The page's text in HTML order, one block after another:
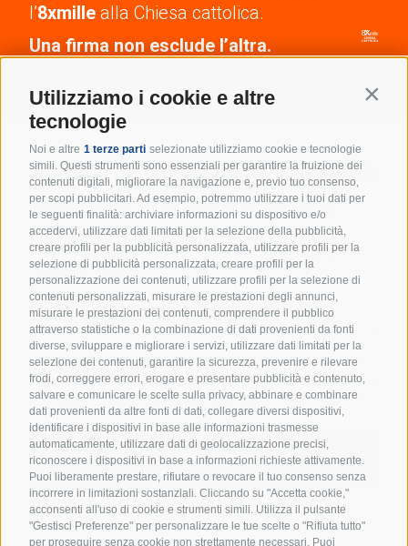
Utilizziamo i cookie e altre
tecnologie
Noi e altre 1 terze parti selezionate utilizziamo cookie e tecnologie
simili. Questi strumenti sono essenziali per garantire la fruizione dei
contenuti digitali, migliorare la navigazione e, previo tuo consenso,
per scopi pubblicitari. Ad esempio, potremmo utilizzare i tuoi dati per
le seguenti finalità: archiviare informazioni su dispositivo e/o
accedervi, utilizzare dati limitati per la selezione della pubblicità,
creare profili per la pubblicità personalizzata, utilizzare profili per la
selezione di pubblicità personalizzata, creare profili per la
personalizzazione dei contenuti, utilizzare profili per la selezione di
contenuti personalizzati, misurare le prestazioni degli annunci,
misurare le prestazioni dei contenuti, comprendere il pubblico
attraverso statistiche o la combinazione di dati provenienti da fonti
diverse, sviluppare e migliorare i servizi, utilizzare dati limitati per la
selezione dei contenuti, garantire la sicurezza, prevenire e rilevare
frodi, correggere errori, erogare e presentare pubblicità e contenuto,
salvare e comunicare le scelte sulla privacy, abbinare e combinare
dati provenienti da altre fonti di dati, collegare diversi dispositivi,
identificare i dispositivi in base alle informazioni trasmesse
automaticamente, utilizzare dati di geolocalizzazione precisi,
riconoscere i dispositivi in base a informazioni richieste attivamente.
Puoi liberamente prestare, rifiutare o revocare il tuo consenso senza
incorrere in limitazioni sostanziali. Cliccando su "Accetta cookie,"
acconsenti all'uso di cookie e strumenti simili. Utilizza il pulsante
"Gestisci Preferenze" per personalizzare le tue scelte o "Rifiuta tutto"
per proseguire senza cookie non strettamente necessari. Puoi
l’8xmille alla Chiesa cattolica.
Una firma non esclude l’altra.
Resta in cammino con noi:
iscriviti alla newsletter!
Un appuntamento mensile per ricevere spunti
educativi, eventi e tutte le novità dal mondo degli
Scout d’Europa.
Accetto i termini e condizioni dellaPrivacy Policy
ISCRIVIMI ALLA NEWSLETTER